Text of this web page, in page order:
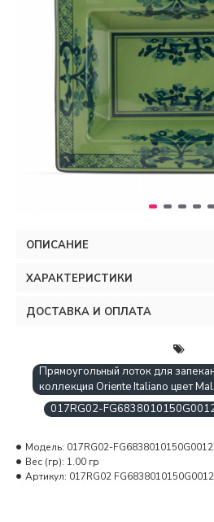
ОПИСАНИЕ
ХАРАКТЕРИСТИКИ
ДОСТАВКА И ОПЛАТА
Прямоугольный лоток для
коллекция Oriente Italiano цвет
017RG02-
Модель: 017RG02-
Вес (гр): 1.00 гр
Артикул: 017RG02